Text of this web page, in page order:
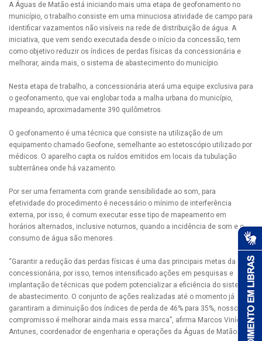
A Águas de Matão está iniciando mais uma etapa de geofonamento no
município, o trabalho consiste em uma minuciosa atividade de campo para
identificar vazamentos não visíveis na rede de distribuição de água. A
iniciativa, que vem sendo executada desde o início da concessão, tem
como objetivo reduzir os índices de perdas físicas da concessionária e
melhorar, ainda mais, o sistema de abastecimento do município.
Nesta etapa de trabalho, a concessionária aterá uma equipe exclusiva para
o geofonamento, que vai englobar toda a malha urbana do município,
mapeando, aproximadamente 390 quilômetros.
O geofonamento é uma técnica que consiste na utilização de um
equipamento chamado Geofone, semelhante ao estetoscópio utilizado por
médicos. O aparelho capta os ruídos emitidos em locais da tubulação
subterrânea onde há vazamento.
Por ser uma ferramenta com grande sensibilidade ao som, para
efetividade do procedimento é necessário o mínimo de interferência
externa, por isso, é comum executar esse tipo de mapeamento em
horários alternados, inclusive noturnos, quando a incidência de som e o
consumo de água são menores.
“Garantir a redução das perdas físicas é uma das principais metas da
concessionária, por isso, temos intensificado ações em pesquisas e
implantação de técnicas que podem potencializar a eficiência do sistema
de abastecimento. O conjunto de ações realizadas até o momento já
garantiram a diminuição dos índices de perda de 46% para 35%, nosso
compromisso é melhorar ainda mais essa marca”, afirma Marcos Vinícius
Antunes, coordenador de engenharia e operações da Águas de Matão.